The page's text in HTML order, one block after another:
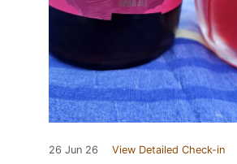
26 Jun 26 View Detailed Check-in